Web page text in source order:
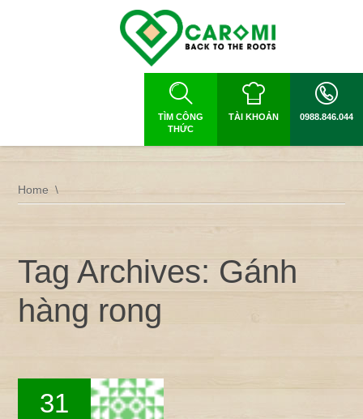
TÌM CÔNG
THỨC
TÀI KHOẢN 0988.846.044
Home
Tag Archives: Gánh
hàng rong
31